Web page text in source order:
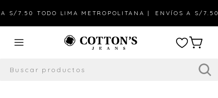
7.50 TODO LIMA METROPOLITANA | ENVÍOS A S/